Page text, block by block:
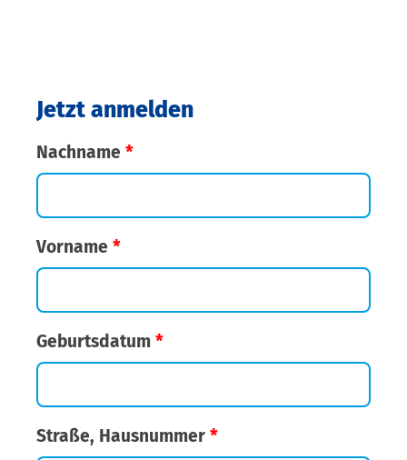
Jetzt anmelden
Nachname *
Vorname *
Geburtsdatum *
Straße, Hausnummer *